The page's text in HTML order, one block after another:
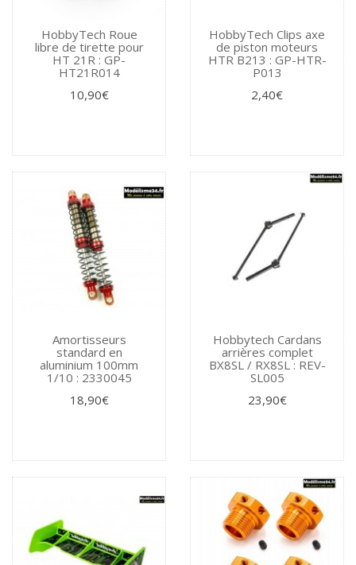
HobbyTech Roue
libre de tirette pour
HT 21R : GP-
HT21R014
10,90€
HobbyTech Clips axe
de piston moteurs
HTR B213 : GP-HTR-
P013
2,40€
Amortisseurs
standard en
aluminium 100mm
1/10 : 2330045
18,90€
Hobbytech Cardans
arrières complet
BX8SL / RX8SL : REV-
SL005
23,90€